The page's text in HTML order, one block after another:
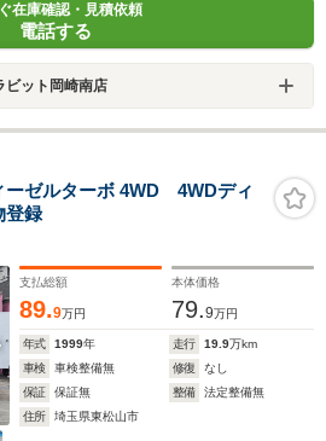
在庫確認・見積依頼
電話する
ット岡崎南店
ゼルターボ 4WD 4WDディ
登録
支払総額
89.9万円
本体価格
79.9万円
年式 1999年 走行 19.9万km
車検
車検整備無 修復
なし
保証
保証無 整備
法定整備無
住所
埼玉県東松山市